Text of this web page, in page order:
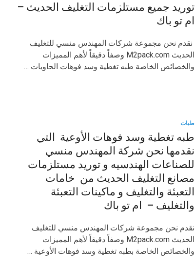
توريد جميع مستلزمات التغليف الحديث –
ام تو باك
نقدم نحن مجموعة شركات المهندس منسي للتغليف
الحديث M2pack.com وصفاً دقيقاً لأهم المميزات
والخصائص الخاصة طبه تغطية وسد فوهات الحاويات …
طبات
طبه تغطية وسد فوهات الأوعية التي
نقدمها نحن شركة المهندس منسي
للصناعات الهندسيه و توريد مستلزمات
مصانع التغليف الحديث من خامات
التعبئة والتغليف و ماكينات التعبئة
والتغليف – ام تو باك
نقدم نحن مجموعة شركات المهندس منسي للتغليف
الحديث M2pack.com وصفاً دقيقاً لأهم المميزات
والخصائص الخاصة بطبه تغطية وسد فوهات الأوعية …